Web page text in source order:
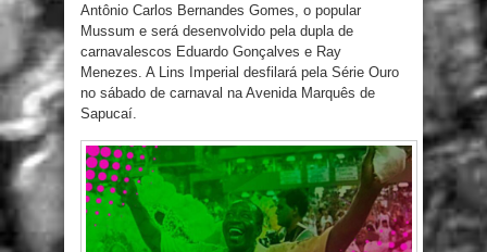
Antônio Carlos Bernandes Gomes, o popular
Mussum e será desenvolvido pela dupla de
carnavalescos Eduardo Gonçalves e Ray
Menezes. A Lins Imperial desfilará pela Série Ouro
no sábado de carnaval na Avenida Marquês de
Sapucaí.